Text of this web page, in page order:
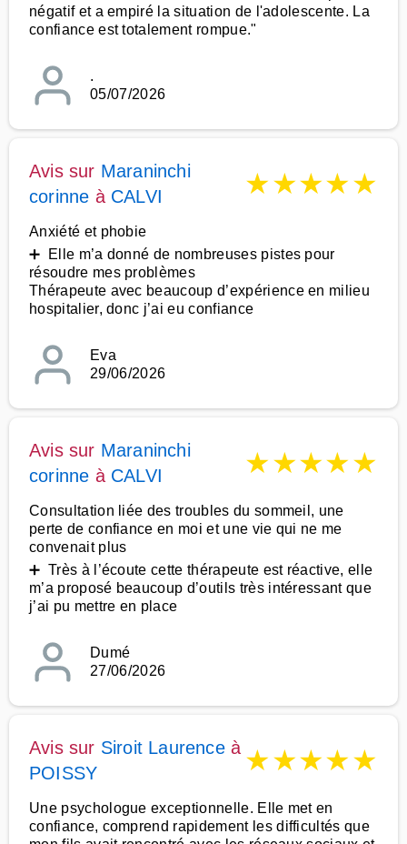
négatif et a empiré la situation de l'adolescente. La
confiance est totalement rompue."
.
05/07/2026
Avis sur Maraninchi
corinne à CALVI ★★★★★
Anxiété et phobie
➕ Elle m’a donné de nombreuses pistes pour
résoudre mes problèmes
Thérapeute avec beaucoup d’expérience en milieu
hospitalier, donc j’ai eu confiance
Eva
29/06/2026
Avis sur Maraninchi
corinne à CALVI ★★★★★
Consultation liée des troubles du sommeil, une
perte de confiance en moi et une vie qui ne me
convenait plus
➕ Très à l’écoute cette thérapeute est réactive, elle
m’a proposé beaucoup d’outils très intéressant que
j’ai pu mettre en place
Dumé
27/06/2026
Avis sur Siroit Laurenceà
POISSY
★★★★★
Une psychologue exceptionnelle. Elle met en
confiance, comprend rapidement les difficultés que